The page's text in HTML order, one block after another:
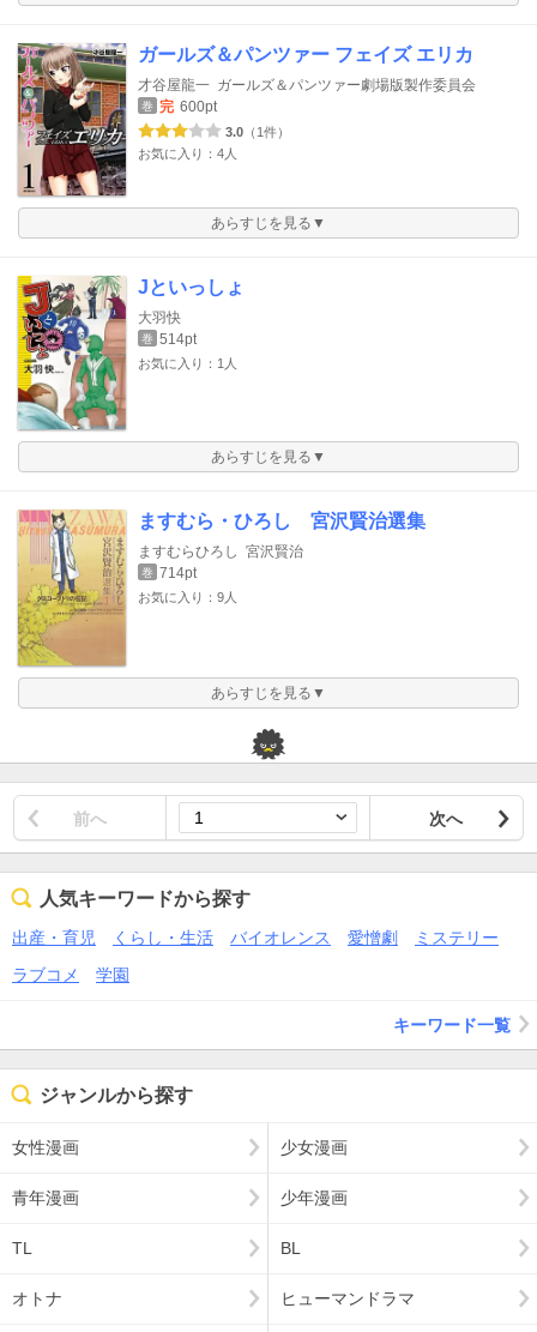
ガールズ＆パンツァー フェイズ エリカ
才谷屋龍一 ガールズ＆パンツァー劇場版製作委員会
巻 完 600pt
3.0 （1件）
お気に入り：4人
あらすじを見る▼
Jといっしょ
大羽快
巻 514pt
お気に入り：1人
あらすじを見る▼
ますむら・ひろし 宮沢賢治選集
ますむらひろし 宮沢賢治
巻 714pt
お気に入り：9人
あらすじを見る▼
前へ 次へ
人気キーワードから探す
出産・育児 くらし・生活 バイオレンス 愛憎劇
ミステリー
ラブコメ
学園
キーワード一覧
ジャンルから探す
女性漫画 少女漫画
青年漫画 少年漫画
TL BL
オトナ ヒューマンドラマ